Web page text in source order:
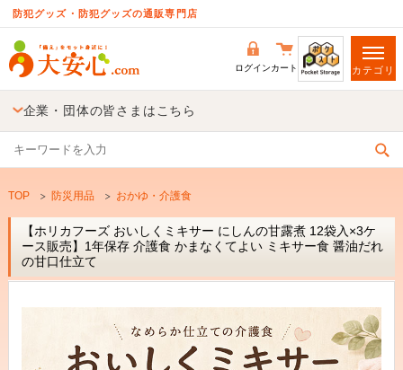
防犯グッズ・防犯グッズの通販専門店
ログインカート カテゴリ
企業・団体の皆さまはこちら
TOP 防災用品 おかゆ・介護食
【ホリカフーズ おいしくミキサー にしんの甘露煮 12袋入×3ケ
ース販売】1年保存 介護食 かまなくてよい ミキサー食 醤油だれ
の甘口仕立て